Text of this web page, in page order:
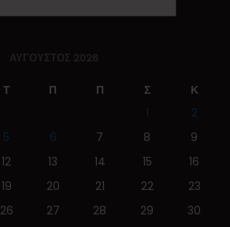
ΑΎΓΟΥΣΤΟΣ 2026
Τ Π Π Σ
Κ
1
2
5 6 7 8
9
12 13 14 15
16
19 20 21 22
23
26 27 28 29 30